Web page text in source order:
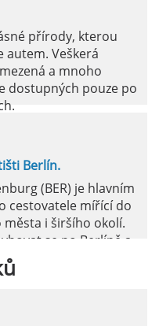
přírody, kterou
autem. Veškerá
a mnoho
dostupných pouze po
Berlín.
(BER) je hlavním
cestovatele mířící do
i širšího okolí.
se po Berlíně a
omezení, pronájem
ideální volbou.